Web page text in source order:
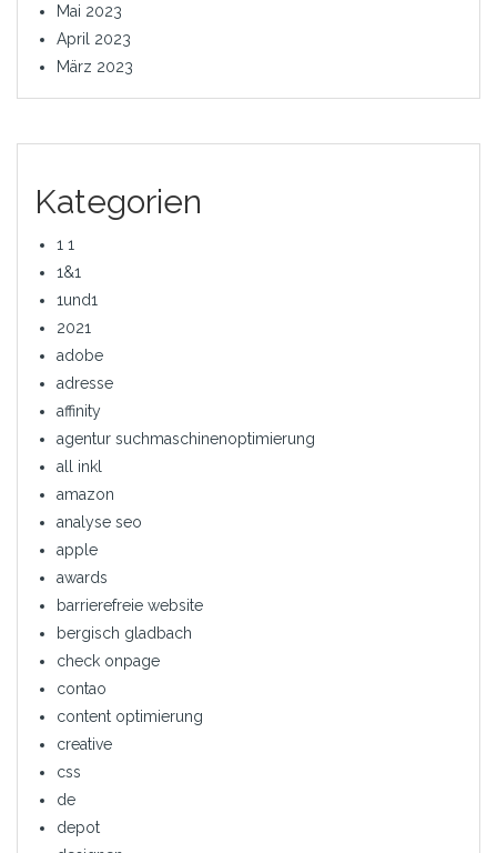
Mai 2023
April 2023
März 2023
Kategorien
1 1
1&1
1und1
2021
adobe
adresse
affinity
agentur suchmaschinenoptimierung
all inkl
amazon
analyse seo
apple
awards
barrierefreie website
bergisch gladbach
check onpage
contao
content optimierung
creative
css
de
depot